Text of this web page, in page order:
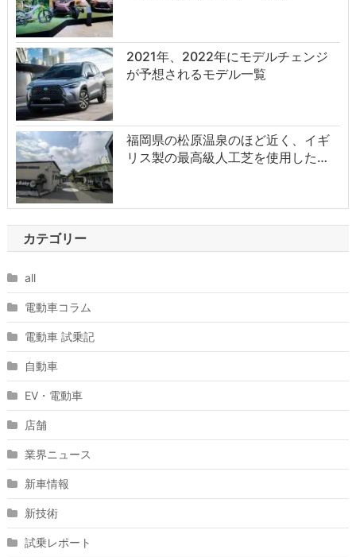
2021年、2022年にモデルチェンジ
が予想されるモデル一覧
福岡県の松原温泉のほど近く、イギ
リス製の最高級人工芝を使用した…
カテゴリー
all
電動車コラム
電動車 試乗記
自動車
EV・電動車
店舗
業界ニュース
新車情報
新技術
試乗レポート